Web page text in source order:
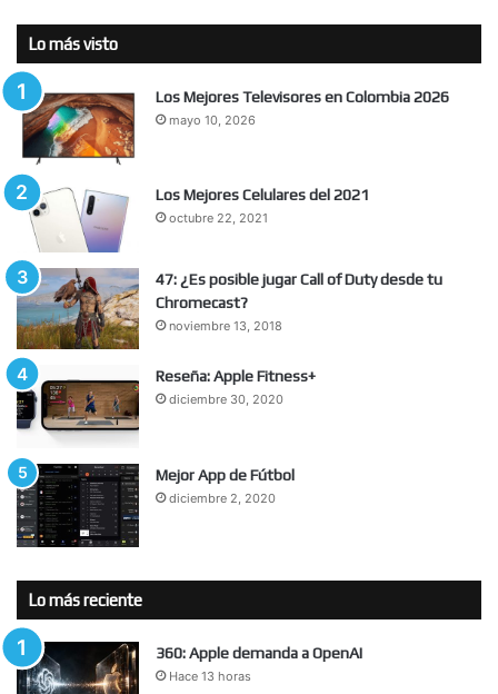
Lo más visto
Los Mejores Televisores en Colombia 2026
mayo 10, 2026
Los Mejores Celulares del 2021
octubre 22, 2021
47: ¿Es posible jugar Call of Duty desde tu
Chromecast?
noviembre 13, 2018
Reseña: Apple Fitness+
diciembre 30, 2020
Mejor App de Fútbol
diciembre 2, 2020
Lo más reciente
360: Apple demanda a OpenAI
Hace 13 horas